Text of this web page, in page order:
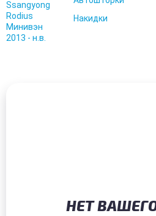
Накидки
НЕТ